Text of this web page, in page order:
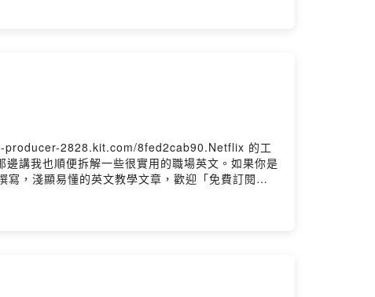
producer-2828.kit.com/8fed2cab90.Netflix 的工
講我也順便拆解一些很實用的職場英文。如果你是
，淺顯易懂的英文教學文章，歡迎「免費訂閱」